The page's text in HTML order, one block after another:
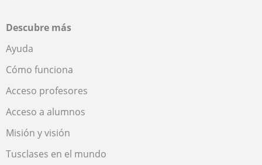
Descubre más
Ayuda
Cómo funciona
Acceso profesores
Acceso a alumnos
Misión y visión
Tusclases en el mundo